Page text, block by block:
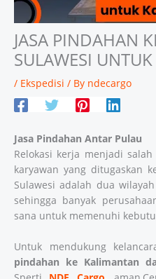
JASA PINDAHAN
SULAWESI
/ Ekspedisi / By ndecargo
Jasa Pindahan Antar Pulau
Relokasi kerja menjadi
karyawan yang ditugaskan
Sulawesi adalah dua
sehingga banyak
sana untuk memenuhi
Untuk mendukung
pindahan ke Kalimantan